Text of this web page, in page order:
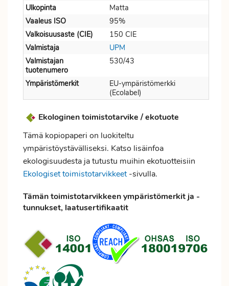
Ulkopinta
Matta
Vaaleus ISO
95%
Valkoisuusaste (CIE)
150 CIE
Valmistaja
UPM
Valmistajan
tuotenumero
530/43
Ympäristömerkit
EU-ympäristömerkki
(Ecolabel)
Ekologinen toimistotarvike / ekotuote
Tämä kopiopaperi on luokiteltu
ympäristöystävälliseksi. Katso lisäinfoa
ekologisuudesta ja tutustu muihin ekotuotteisiin
Ekologiset toimistotarvikkeet-sivulla.
Tämän toimistotarvikkeen ympäristömerkit ja -
tunnukset, laatusertifikaatit